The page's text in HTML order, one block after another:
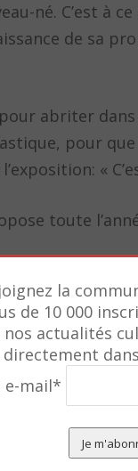
né. C’est à
de sa
abriter
pour
«
toute
manière
et un
les petits – qui
et aux
nouvelle
la
de 10 000
actualités
e-mail*